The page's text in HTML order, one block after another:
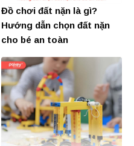
Đồ chơi đất nặn là gì?
Hướng dẫn chọn đất nặn
cho bé an toàn